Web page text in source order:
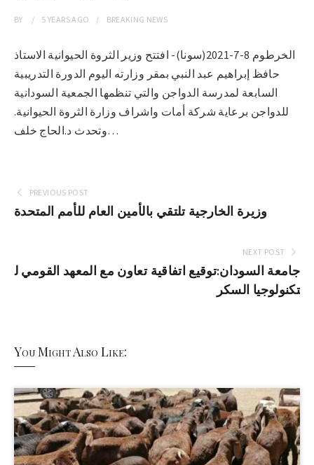
BY 5 YEARSAGO BREAKING NEWS
الخرطوم 8-7-2021(سونا)- افتتح وزير الثروة الحيوانية الاستاذ
حافظ إبراهيم عبد النبي بمقر وزارته اليوم الدورة التدريبية
السابعة لمدرسة الدواجن والتي تنظمها الجمعية السودانية
للدواجن برعاية شركة أمات واشراف وزارة الثروة الحيوانية.
وتحدث د.الحاج خلف…
PREVIOUS POST
وزيرة الخارجية تلتقي بالأمين العام للأمم المتحدة
NEXT POST
جامعة السودان:توقيع اتفاقية تعاون مع المعهد القومي ل
تكنولوجيا السكر
You Might Also Like: